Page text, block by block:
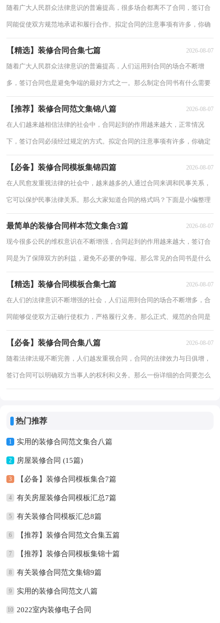
随着广大人民群众法律意识的普遍提高，很多场合都离不了合同，签订合
同能促使双方规范地承诺和履行合作。拟定合同的注意事项有许多，你确
定会写吗？下面是小编精心整理的装修合同9篇，欢迎阅读与收藏。装修
【精选】装修合同合集七篇 2026-08-07
随着广大人民群众法律意识的普遍提高，人们运用到合同的场合不断增
多，签订合同也是避免争端的最好方式之一。那么制定合同书有什么需要
注意的呢？下面是小编整理的装修合同7篇，欢迎大家借鉴与参考，希望
【推荐】装修合同范文集锦八篇 2026-08-07
在人们越来越相信法律的社会中，合同起到的作用越来越大，正常情况
下，签订合同必须经过规定的方式。拟定合同的注意事项有许多，你确定
会写吗？以下是小编帮大家整理的装修合同8篇，仅供参考，欢迎大家阅
【必备】装修合同模板集锦四篇 2026-08-07
在人民愈发重视法律的社会中，越来越多的人通过合同来调和民事关系，
它可以保护民事法律关系。那么大家知道合同的格式吗？下面是小编整理
的装修合同5篇，欢迎大家借鉴与参考，希望对大家有所帮助。装修合同
最简单的装修合同样本范文集合3篇 2026-08-07
现今很多公民的维权意识在不断增强，合同起到的作用越来越大，签订合
同是为了保障双方的利益，避免不必要的争端。那么常见的合同书是什么
样的呢？下面是小编帮大家整理的最简单的装修合同样本范文集合3篇，
【精选】装修合同模板合集七篇 2026-08-07
在人们的法律意识不断增强的社会，人们运用到合同的场合不断增多，合
同能够促使双方正确行使权力，严格履行义务。那么正式、规范的合同是
什么样的呢？下面是小编精心整理的装修合同8篇，欢迎大家分享。装修
【必备】装修合同合集八篇 2026-08-07
随着法律法规不断完善，人们越发重视合同，合同的法律效力与日俱增，
签订合同可以明确双方当事人的权利和义务。那么一份详细的合同要怎么
写呢？以下是小编整理的装修合同8篇，仅供参考，大家一起来看看吧。
热门推荐
1 实用的装修合同范文集合八篇
2 房屋装修合同 (15篇)
3 【必备】装修合同模板集合7篇
4 有关房屋装修合同模板汇总7篇
5 有关装修合同模板汇总8篇
6 【推荐】装修合同范文合集五篇
7 【推荐】装修合同模板集锦十篇
8 有关装修合同范文集锦9篇
9 实用的装修合同范文八篇
10 2022室内装修电子合同